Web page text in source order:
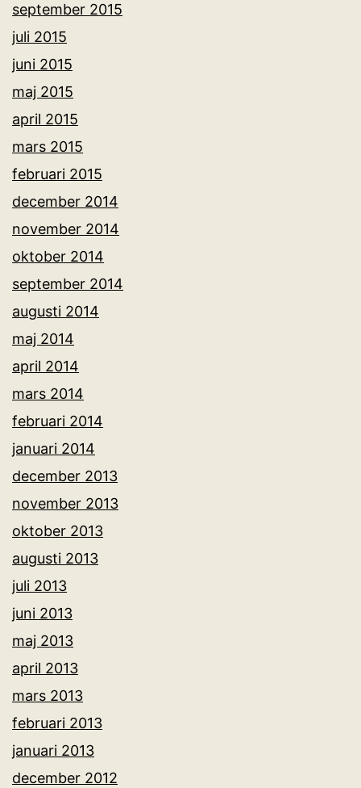
september 2015
juli 2015
juni 2015
maj 2015
april 2015
mars 2015
februari 2015
december 2014
november 2014
oktober 2014
september 2014
augusti 2014
maj 2014
april 2014
mars 2014
februari 2014
januari 2014
december 2013
november 2013
oktober 2013
augusti 2013
juli 2013
juni 2013
maj 2013
april 2013
mars 2013
februari 2013
januari 2013
december 2012